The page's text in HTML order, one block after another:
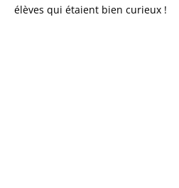
élèves qui étaient bien curieux !